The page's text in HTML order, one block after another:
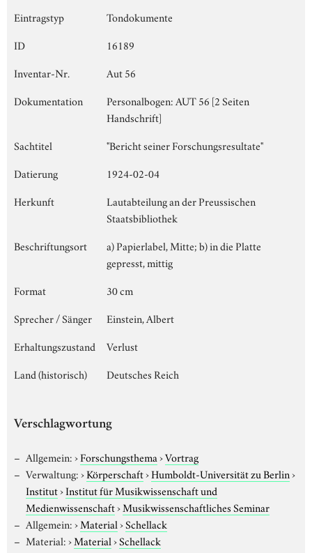
Eintragstyp
Tondokumente
ID
16189
Inventar-Nr.
Aut 56
Dokumentation
Personalbogen: AUT 56 [2 Seiten
Handschrift]
Sachtitel
"Bericht seiner Forschungsresultate"
Datierung
1924-02-04
Herkunft
Lautabteilung an der Preussischen
Staatsbibliothek
Beschriftungsort
a) Papierlabel, Mitte; b) in die Platte
gepresst, mittig
Format
30 cm
Sprecher / Sänger
Einstein, Albert
Erhaltungszustand
Verlust
Land (historisch)
Deutsches Reich
Verschlagwortung
Allgemein:›Forschungsthema›Vortrag
Verwaltung:›Körperschaft›Humboldt-Universität zu Berlin›
Institut›Institut für Musikwissenschaft und
Medienwissenschaft›Musikwissenschaftliches Seminar
Allgemein:›Material›Schellack
Material:›Material›Schellack